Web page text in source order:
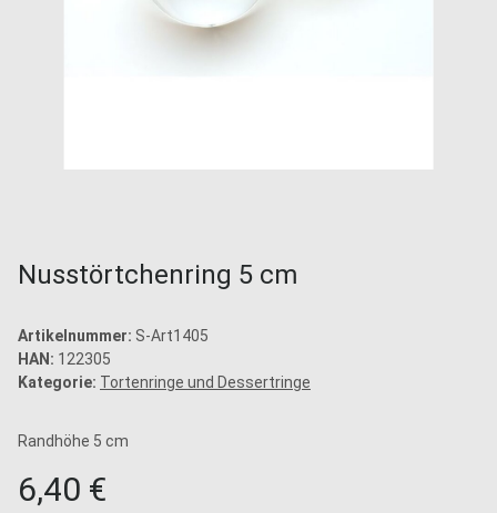
Nusstörtchenring 5 cm
Artikelnummer: S-Art1405
HAN: 122305
Kategorie: Tortenringe und Dessertringe
Randhöhe 5 cm
6,40 €